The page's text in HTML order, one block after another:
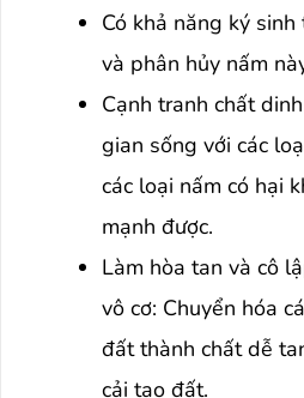
Có khả năng ký
và phân hủy nấm
Cạnh tranh chất
gian sống với các
các loại nấm có hại
mạnh được.
Làm hòa tan và cô
vô cơ: Chuyển hóa
đất thành chất dễ
cải tạo đất.